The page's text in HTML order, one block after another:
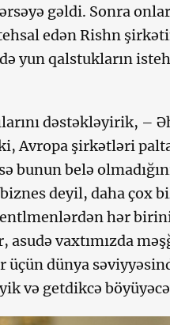
gəldi. Sonra
edən Rishn
yun qalstukların
dəstəkləyirik, –
Avropa şirkətləri
bunun belə
deyil, daha çox
hər
asudə vaxtımızda
dünya
və getdikcə